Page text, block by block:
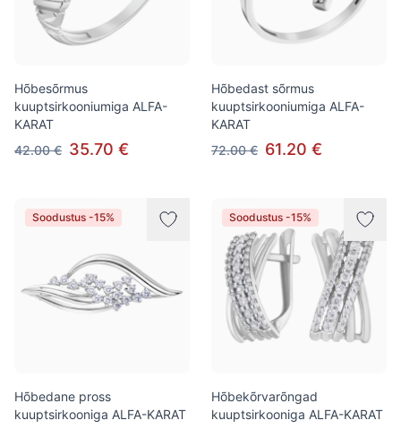
Hõbesõrmus
kuuptsirkooniumiga ALFA-
KARAT
42.00 € 35.70 €
Hõbedast sõrmus
kuuptsirkooniumiga ALFA-
KARAT
72.00 € 61.20 €
Soodustus -15%
Hõbedane pross
kuuptsirkooniga ALFA-KARAT
Soodustus -15%
Hõbekõrvarõngad
kuuptsirkooniga ALFA-KARAT